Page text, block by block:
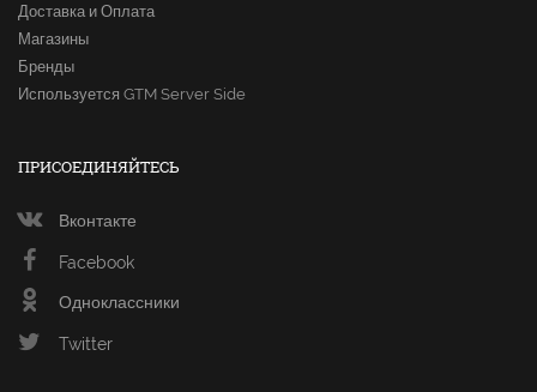
Доставка и Оплата
Магазины
Бренды
Используется GTM Server Side
ПРИСОЕДИНЯЙТЕСЬ
Вконтакте
Facebook
Одноклассники
Twitter